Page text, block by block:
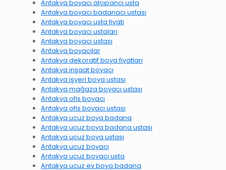
Antakya boyacı alçıpancı usta
Antakya boyacı badanacı ustası
Antakya boyacı usta fiyatı
Antakya boyacı ustaları
Antakya boyacı ustası
Antakya boyacılar
Antakya dekoratif boya fiyatları
Antakya inşaat boyacı
Antakya işyeri boya ustası
Antakya mağaza boyacı ustası
Antakya ofis boyacı
Antakya ofis boyacı ustası
Antakya ucuz boya badana
Antakya ucuz boya badana ustası
Antakya ucuz boya ustası
Antakya ucuz boyacı
Antakya ucuz boyacı usta
Antakya ucuz ev boya badana